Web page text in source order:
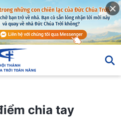
chia tay